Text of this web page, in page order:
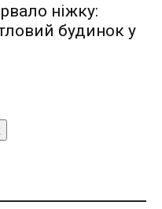
ніжку:
будинок у